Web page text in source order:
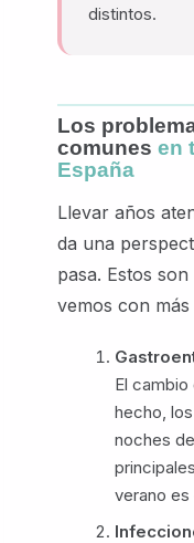
distintos.
Los
comunes en
España
Llevar años
da una
pasa. Estos
vemos con
El
hecho,
noches
verano es